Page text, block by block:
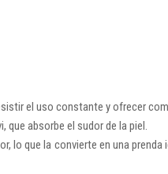
el uso constante y ofrecer
absorbe el sudor de la piel.
que la convierte en una prenda